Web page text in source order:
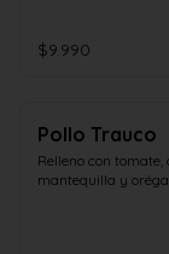
$9.990
Pollo Trauco
Relleno con tomate,
mantequilla y